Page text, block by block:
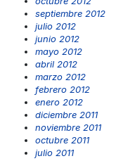
septiembre 2012
julio 2012
junio 2012
mayo 2012
abril 2012
marzo 2012
febrero 2012
enero 2012
diciembre 2011
noviembre 2011
octubre 2011
julio 2011